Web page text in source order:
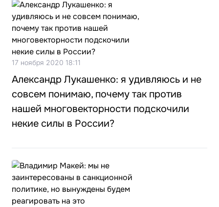
17 ноября 2020 18:11
Александр Лукашенко: я удивляюсь и не
совсем понимаю, почему так против
нашей многовекторности подскочили
некие силы в России?